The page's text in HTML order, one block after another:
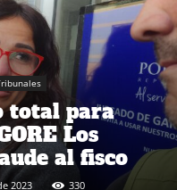
total para
Los
al fisco
2023 330